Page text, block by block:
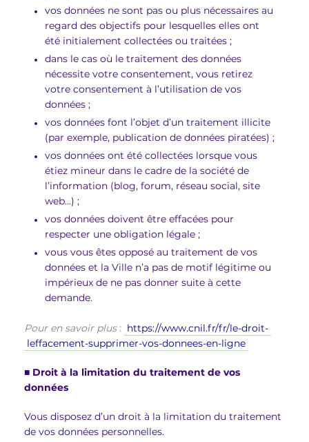
vos données ne sont pas ou plus nécessaires au
regard des objectifs pour lesquelles elles ont
été initialement collectées ou traitées ;
dans le cas où le traitement des données
nécessite votre consentement, vous retirez
votre consentement à l’utilisation de vos
données ;
vos données font l’objet d’un traitement illicite
(par exemple, publication de données piratées) ;
vos données ont été collectées lorsque vous
étiez mineur dans le cadre de la société de
l’information (blog, forum, réseau social, site
web…) ;
vos données doivent être effacées pour
respecter une obligation légale ;
vous vous êtes opposé au traitement de vos
données et la Ville n’a pas de motif légitime ou
impérieux de ne pas donner suite à cette
demande.
Pour en savoir plus: https://www.cnil.fr/fr/le-droit-
leffacement-supprimer-vos-donnees-en-ligne
■ Droit à la limitation du traitement de vos
données
Vous disposez d’un droit à la limitation du traitement
de vos données personnelles.